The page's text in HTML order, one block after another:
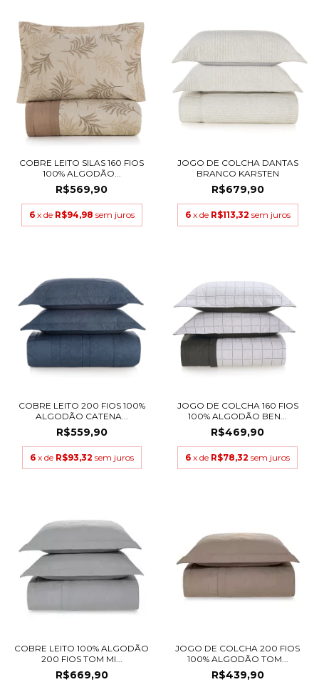
COBRE LEITO SILAS 160 FIOS
100% ALGODÃO...
R$569,90
6 x de R$94,98 sem juros
JOGO DE COLCHA DANTAS
BRANCO KARSTEN
R$679,90
6 x de R$113,32 sem juros
COBRE LEITO 200 FIOS 100%
ALGODÃO CATENA...
R$559,90
6 x de R$93,32 sem juros
JOGO DE COLCHA 160 FIOS
100% ALGODÃO BEN...
R$469,90
6 x de R$78,32 sem juros
COBRE LEITO 100% ALGODÃO
200 FIOS TOM MI...
R$669,90
JOGO DE COLCHA 200 FIOS
100% ALGODÃO TOM...
R$439,90